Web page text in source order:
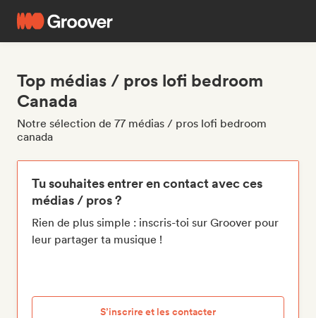
Top médias / pros lofi bedroom
Canada
Notre sélection de 77 médias / pros lofi bedroom
canada
Tu souhaites entrer en contact avec ces
médias / pros ?
Rien de plus simple : inscris-toi sur Groover pour
leur partager ta musique !
S’inscrire et les contacter